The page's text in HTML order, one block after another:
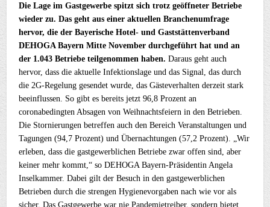
Die Lage im Gastgewerbe spitzt sich trotz geöffneter Betriebe
wieder zu. Das geht aus einer aktuellen Branchenumfrage
hervor, die der Bayerische Hotel- und Gaststättenverband
DEHOGA Bayern Mitte November durchgeführt hat und an
der 1.043 Betriebe teilgenommen haben. Daraus geht auch
hervor, dass die aktuelle Infektionslage und das Signal, das durch
die 2G-Regelung gesendet wurde, das Gästeverhalten derzeit stark
beeinflussen. So gibt es bereits jetzt 96,8 Prozent an
coronabedingten Absagen von Weihnachtsfeiern in den Betrieben.
Die Stornierungen betreffen auch den Bereich Veranstaltungen und
Tagungen (94,7 Prozent) und Übernachtungen (57,2 Prozent). „Wir
erleben, dass die gastgewerblichen Betriebe zwar offen sind, aber
keiner mehr kommt,“ so DEHOGA Bayern-Präsidentin Angela
Inselkammer. Dabei gilt der Besuch in den gastgewerblichen
Betrieben durch die strengen Hygienevorgaben nach wie vor als
sicher. Das Gastgewerbe war nie Pandemietreiber, sondern bietet